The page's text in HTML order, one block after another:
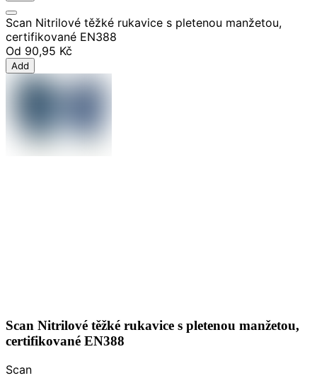
Scan Nitrilové těžké rukavice s pletenou manžetou,
certifikované EN388
Od 90,95 Kč
Add
Scan Nitrilové těžké rukavice s pletenou manžetou,
certifikované EN388
Scan